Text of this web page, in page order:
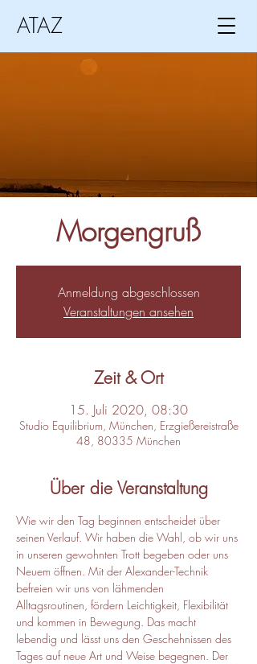
ATAZ
Morgengruß
Anmeldung abgeschlossen
Veranstaltungen ansehen
Zeit & Ort
15. Juli 2020, 08:30
Studio Equilibrium, München, Erzgießereistraße
48, 80335 München
Über die Veranstaltung
Wie wir den Tag beginnen entscheidet über
seinen Verlauf. Wir haben die Wahl, ob wir uns
in unseren gewohnten Trott begeben oder uns
Neuem öffnen. Mit der Alexander-Technik
befreien wir uns von lähmenden
Alltagsroutinen, fördern Leichtigkeit, Flexibilität
und kommen in Bewegung. Das macht
lebendig und lässt uns den Geschehnissen des
Tages auf neue Art und Weise begegnen. Der